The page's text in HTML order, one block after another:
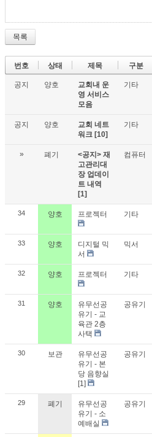
목록
번호 상태 제목 구분
공지 양호
교회내 운
영 서비스
모음
기타
공지 양호
교회 네트
워크 [10]
기타
» 폐기
<공지> 재
고관리대
장 업데이
트 내역
[1]
컴퓨터
34 양호 프로젝터 기타
33 양호
디지털 믹
서
믹서
32 양호 프로젝터 기타
31 양호
유무선공
유기 - 교
육관 2층
사택
공유기
30 보관
유무선공
유기 - 본
당 음향실
[1]
공유기
29 폐기
유무선공
유기 - 소
예배실
공유기